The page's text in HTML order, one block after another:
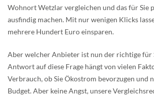
Wohnort Wetzlar vergleichen und das für Sie
ausfindig machen. Mit nur wenigen Klicks
mehrere Hundert Euro einsparen.
Aber welcher Anbieter ist nun der richtige für
Antwort auf diese Frage hängt von vielen
Verbrauch, ob Sie Ökostrom bevorzugen und
Budget. Aber keine Angst, unsere